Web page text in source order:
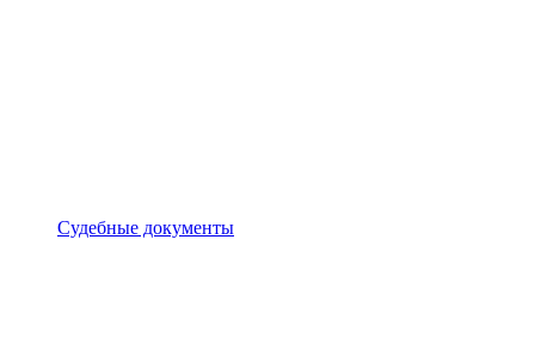
Документы
Судебные документы